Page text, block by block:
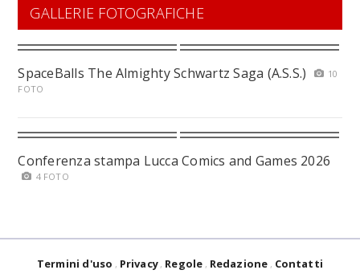
GALLERIE FOTOGRAFICHE
SpaceBalls The Almighty Schwartz Saga (A.S.S.)
10
FOTO
Conferenza stampa Lucca Comics and Games 2026
4 FOTO
Termini d'uso Privacy Regole Redazione Contatti